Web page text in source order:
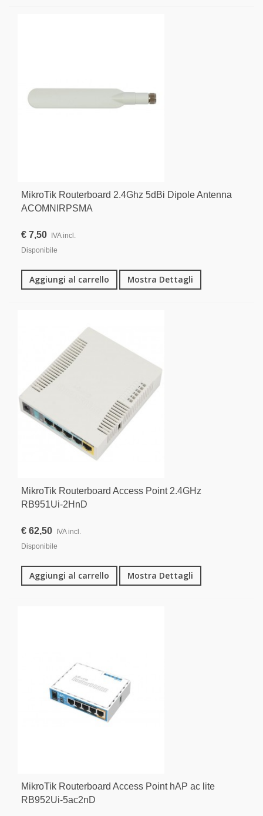
MikroTik Routerboard 2.4Ghz 5dBi Dipole Antenna
ACOMNIRPSMA
€ 7,50
IVA incl.
Disponibile
Aggiungi al carrello Mostra Dettagli
MikroTik Routerboard Access Point 2.4GHz
RB951Ui-2HnD
€ 62,50 IVA incl.
Disponibile
Aggiungi al carrello Mostra Dettagli
MikroTik Routerboard Access Point hAP ac lite
RB952Ui-5ac2nD